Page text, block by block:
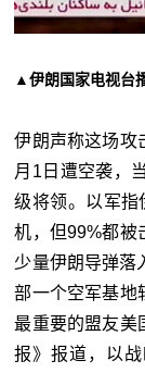
▲伊朗国家电视台
伊朗声称这场攻
月1日遭空袭，
级将领。以军指
机，但99%都被
少量伊朗导弹落
部一个空军基地
最重要的盟友美
报》报道，以